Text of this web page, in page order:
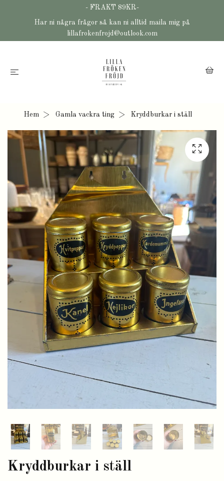
- FRAKT 89KR-
Har ni några frågor så kan ni alltid maila mig på
lillafrokenfrojd@outlook.com
Hem Gamla vackra ting Kryddburkar i ställ
Kryddburkar i ställ